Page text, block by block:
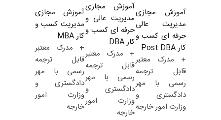
آموزش مجازی
مدیریت عالی
حرفه ای کسب و
کار Post DBA
+ مدرک معتبر
قابل ترجمه
رسمی با مهر
دادگستری و
وزارت امور خارجه
آموزش مجازی
مدیریت عالی و
حرفه ای کسب و
کار DBA
+ مدرک معتبر
قابل ترجمه
رسمی با مهر
دادگستری و
وزارت امور
خارجه
آموزش مجازی
مدیریت کسب و
کار MBA
+ مدرک معتبر
قابل ترجمه
رسمی با مهر
دادگستری و
وزارت امور
خارجه